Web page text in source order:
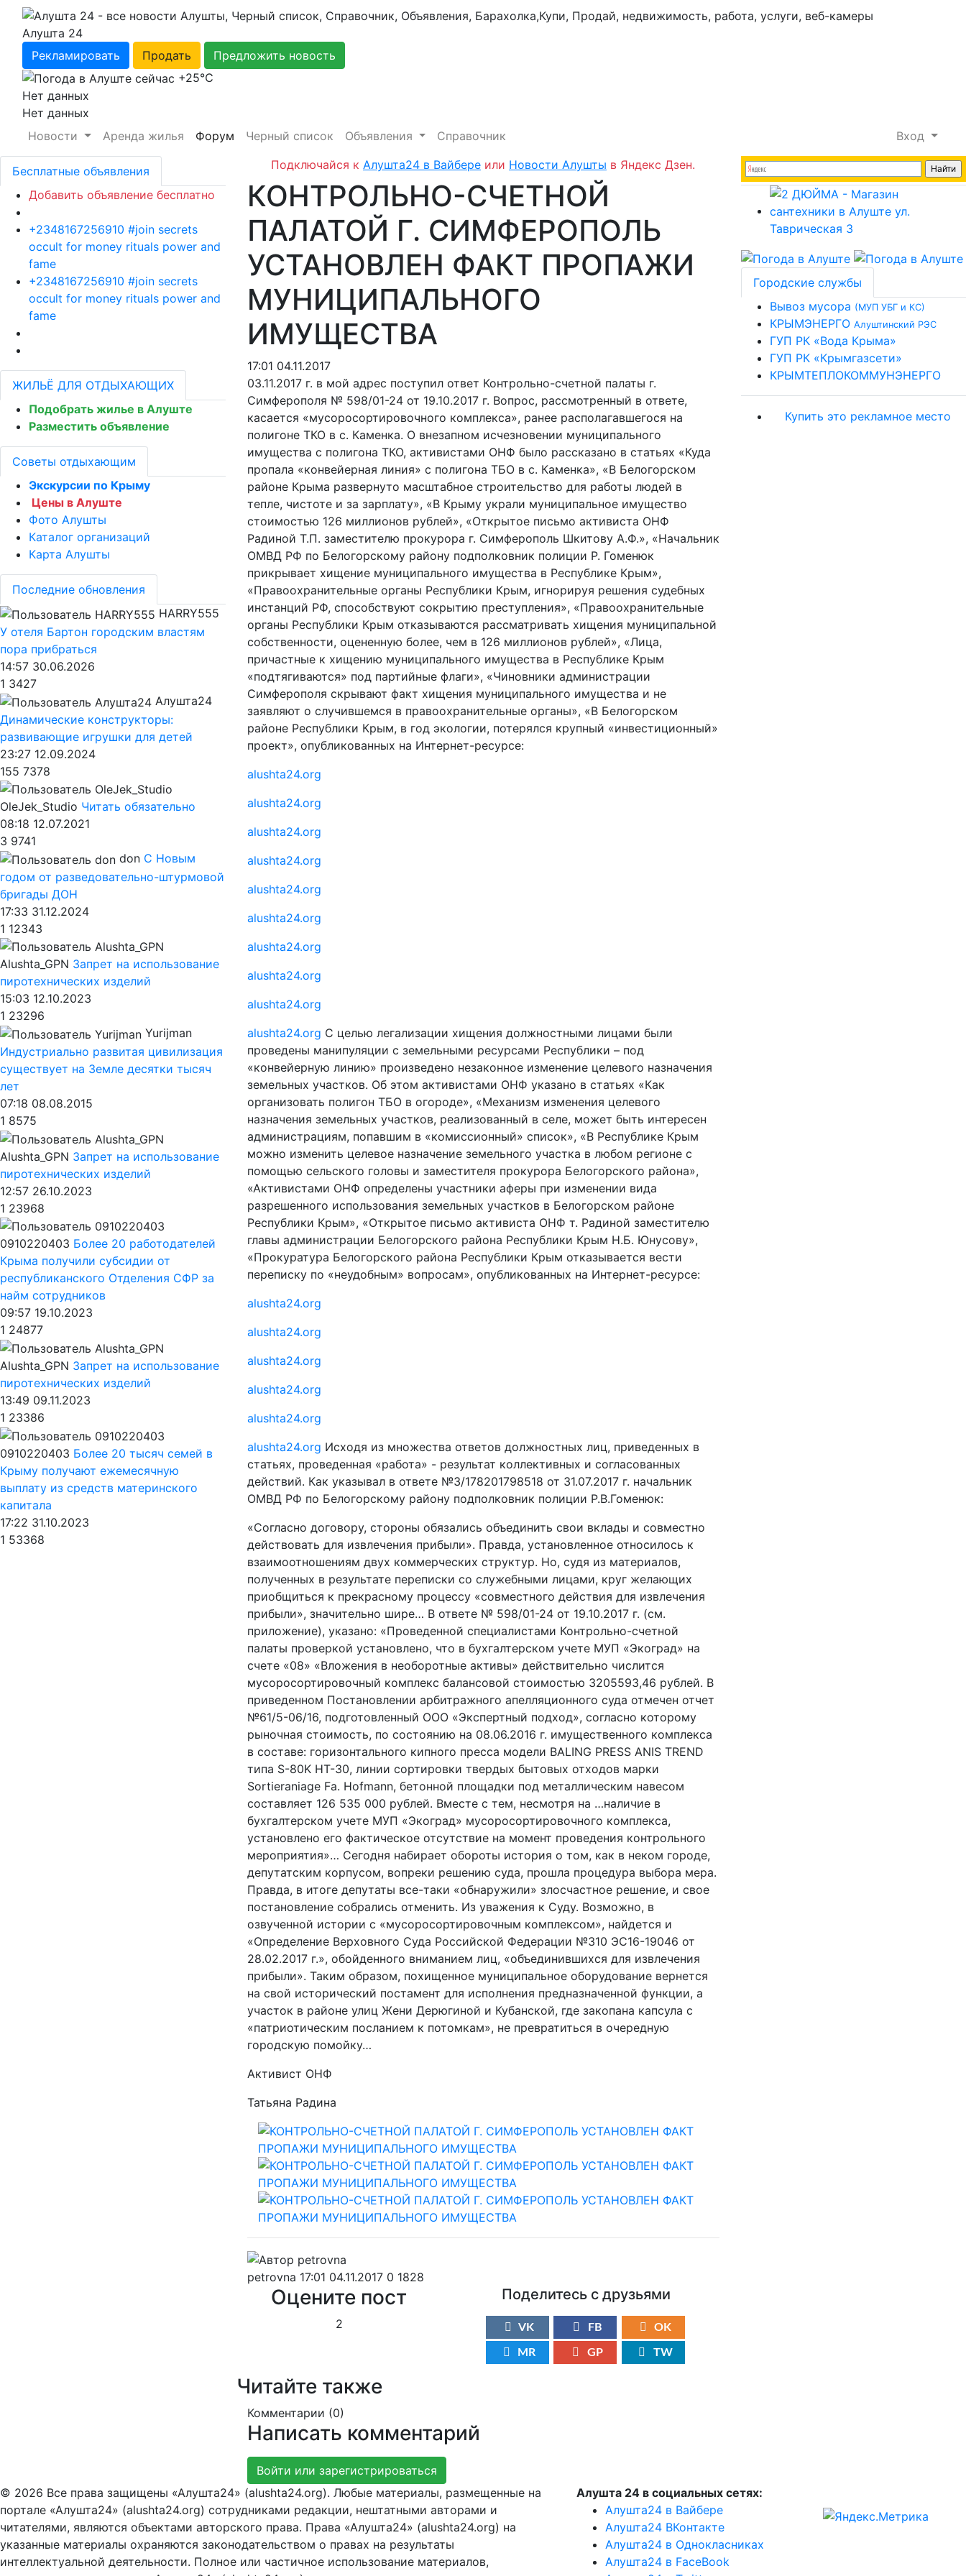
Алушта 24
Рекламировать
Продать
Предложить новость
+25℃
Нет данных
Нет данных
Новости
Аренда жилья Форум Черный список Объявления Справочник
Вход
Подключайся к Алушта24 в Вайбере или Новости Алушты в Яндекс Дзен.
КОНТРОЛЬНО-СЧЕТНОЙ
ПАЛАТОЙ Г. СИМФЕРОПОЛЬ
УСТАНОВЛЕН ФАКТ ПРОПАЖИ
МУНИЦИПАЛЬНОГО
ИМУЩЕСТВА
17:01 04.11.2017
03.11.2017 г. в мой адрес поступил ответ Контрольно-счетной палаты г.
Симферополя № 598/01-24 от 19.10.2017 г. Вопрос, рассмотренный в ответе,
касается «мусоросортировочного комплекса», ранее располагавшегося на
полигоне ТКО в с. Каменка. О внезапном исчезновении муниципального
имущества с полигона ТКО, активистами ОНФ было рассказано в статьях «Куда
пропала «конвейерная линия» с полигона ТБО в с. Каменка», «В Белогорском
районе Крыма развернуто масштабное строительство для работы людей в
тепле, чистоте и за зарплату», «В Крыму украли муниципальное имущество
стоимостью 126 миллионов рублей», «Открытое письмо активиста ОНФ
Радиной Т.П. заместителю прокурора г. Симферополь Шкитову А.Ф.», «Начальник
ОМВД РФ по Белогорскому району подполковник полиции Р. Гоменюк
прикрывает хищение муниципального имущества в Республике Крым»,
«Правоохранительные органы Республики Крым, игнорируя решения судебных
инстанций РФ, способствуют сокрытию преступления», «Правоохранительные
органы Республики Крым отказываются рассматривать хищения муниципальной
собственности, оцененную более, чем в 126 миллионов рублей», «Лица,
причастные к хищению муниципального имущества в Республике Крым
«подтягиваются» под партийные флаги», «Чиновники администрации
Симферополя скрывают факт хищения муниципального имущества и не
заявляют о случившемся в правоохранительные органы», «В Белогорском
районе Республики Крым, в год экологии, потерялся крупный «инвестиционный»
проект», опубликованных на Интернет-ресурсе:
alushta24.org
alushta24.org
alushta24.org
alushta24.org
alushta24.org
alushta24.org
alushta24.org
alushta24.org
alushta24.org
alushta24.org С целью легализации хищения должностными лицами были
проведены манипуляции с земельными ресурсами Республики – под
«конвейерную линию» произведено незаконное изменение целевого назначения
земельных участков. Об этом активистами ОНФ указано в статьях «Как
организовать полигон ТБО в огороде», «Механизм изменения целевого
назначения земельных участков, реализованный в селе, может быть интересен
администрациям, попавшим в «комиссионный» список», «В Республике Крым
можно изменить целевое назначение земельного участка в любом регионе с
помощью сельского головы и заместителя прокурора Белогорского района»,
«Активистами ОНФ определены участники аферы при изменении вида
разрешенного использования земельных участков в Белогорском районе
Республики Крым», «Открытое письмо активиста ОНФ т. Радиной заместителю
главы администрации Белогорского района Республики Крым Н.Б. Юнусову»,
«Прокуратура Белогорского района Республики Крым отказывается вести
переписку по «неудобным» вопросам», опубликованных на Интернет-ресурсе:
alushta24.org
alushta24.org
alushta24.org
alushta24.org
alushta24.org
alushta24.org Исходя из множества ответов должностных лиц, приведенных в
статьях, проведенная «работа» - результат коллективных и согласованных
действий. Как указывал в ответе №3/178201798518 от 31.07.2017 г. начальник
ОМВД РФ по Белогорскому району подполковник полиции Р.В.Гоменюк:
«Согласно договору, стороны обязались объединить свои вклады и совместно
действовать для извлечения прибыли». Правда, установленное относилось к
взаимоотношениям двух коммерческих структур. Но, судя из материалов,
полученных в результате переписки со служебными лицами, круг желающих
приобщиться к прекрасному процессу «совместного действия для извлечения
прибыли», значительно шире… В ответе № 598/01-24 от 19.10.2017 г. (см.
приложение), указано: «Проведенной специалистами Контрольно-счетной
палаты проверкой установлено, что в бухгалтерском учете МУП «Экоград» на
счете «08» «Вложения в необоротные активы» действительно числится
мусоросортировочный комплекс балансовой стоимостью 3205593,46 рублей. В
приведенном Постановлении арбитражного апелляционного суда отмечен отчет
№61/5-06/16, подготовленный ООО «Экспертный подход», согласно которому
рыночная стоимость, по состоянию на 08.06.2016 г. имущественного комплекса
в составе: горизонтального кипного пресса модели BALING PRESS ANIS TREND
типа S-80K HT-30, линии сортировки твердых бытовых отходов марки
Sortieraniage Fa. Hofmann, бетонной площадки под металлическим навесом
составляет 126 535 000 рублей. Вместе с тем, несмотря на …наличие в
бухгалтерском учете МУП «Экоград» мусоросортировочного комплекса,
установлено его фактическое отсутствие на момент проведения контрольного
мероприятия»… Сегодня набирает обороты история о том, как в неком городе,
депутатским корпусом, вопреки решению суда, прошла процедура выбора мера.
Правда, в итоге депутаты все-таки «обнаружили» злосчастное решение, и свое
постановление собрались отменить. Из уважения к Суду. Возможно, в
озвученной истории с «мусоросортировочным комплексом», найдется и
«Определение Верховного Суда Российской Федерации №310 ЭС16-19046 от
28.02.2017 г.», обойденного вниманием лиц, «объединившихся для извлечения
прибыли». Таким образом, похищенное муниципальное оборудование вернется
на свой исторический постамент для исполнения предназначенной функции, а
участок в районе улиц Жени Дерюгиной и Кубанской, где закопана капсула с
«патриотическим посланием к потомкам», не превратиться в очередную
городскую помойку…
Активист ОНФ
Татьяна Радина
petrovna 17:01 04.11.2017 0 1828
Оцените пост
2
Поделитесь с друзьями
VK FB OK
MR GP TW
Читайте также
Комментарии (0)
Написать комментарий
Войти или зарегистрироваться
Бесплатные объявления
Добавить объявление бесплатно
+2348167256910 #join secrets
occult for money rituals power and
fame
+2348167256910 #join secrets
occult for money rituals power and
fame
ЖИЛЬЁ ДЛЯ ОТДЫХАЮЩИХ
Подобрать жилье в Алуште
Разместить объявление
Советы отдыхающим
Экскурсии по Крыму
Цены в Алуште
Фото Алушты
Каталог организаций
Карта Алушты
Последние обновления
HARRY555
У отеля Бартон городским властям
пора прибраться
14:57 30.06.2026
1 3427
Алушта24
Динамические конструкторы:
развивающие игрушки для детей
23:27 12.09.2024
155 7378
OleJek_Studio Читать обязательно
08:18 12.07.2021
3 9741
don С Новым
годом от разведовательно-штурмовой
бригады ДОН
17:33 31.12.2024
1 12343
Alushta_GPN Запрет на использование
пиротехнических изделий
15:03 12.10.2023
1 23296
Yurijman
Индустриально развитая цивилизация
существует на Земле десятки тысяч
лет
07:18 08.08.2015
1 8575
Alushta_GPN Запрет на использование
пиротехнических изделий
12:57 26.10.2023
1 23968
0910220403 Более 20 работодателей
Крыма получили субсидии от
республиканского Отделения СФР за
найм сотрудников
09:57 19.10.2023
1 24877
Alushta_GPN Запрет на использование
пиротехнических изделий
13:49 09.11.2023
1 23386
0910220403 Более 20 тысяч семей в
Крыму получают ежемесячную
выплату из средств материнского
капитала
17:22 31.10.2023
1 53368
Городские службы
Вывоз мусора (МУП УБГ и КС)
КРЫМЭНЕРГО Алуштинский РЭС
ГУП РК «Вода Крыма»
ГУП РК «Крымгазсети»
КРЫМТЕПЛОКОММУНЭНЕРГО
Купить это рекламное место
© 2026 Все права защищены «Алушта24» (alushta24.org). Любые материалы, размещенные на
портале «Алушта24» (alushta24.org) сотрудниками редакции, нештатными авторами и
читателями, являются объектами авторского права. Права «Алушта24» (alushta24.org) на
указанные материалы охраняются законодательством о правах на результаты
интеллектуальной деятельности. Полное или частичное использование материалов,
Алушта 24 в социальных сетях:
Алушта24 в Вайбере
Алушта24 ВКонтакте
Алушта24 в Однокласниках
Алушта24 в FaceBook